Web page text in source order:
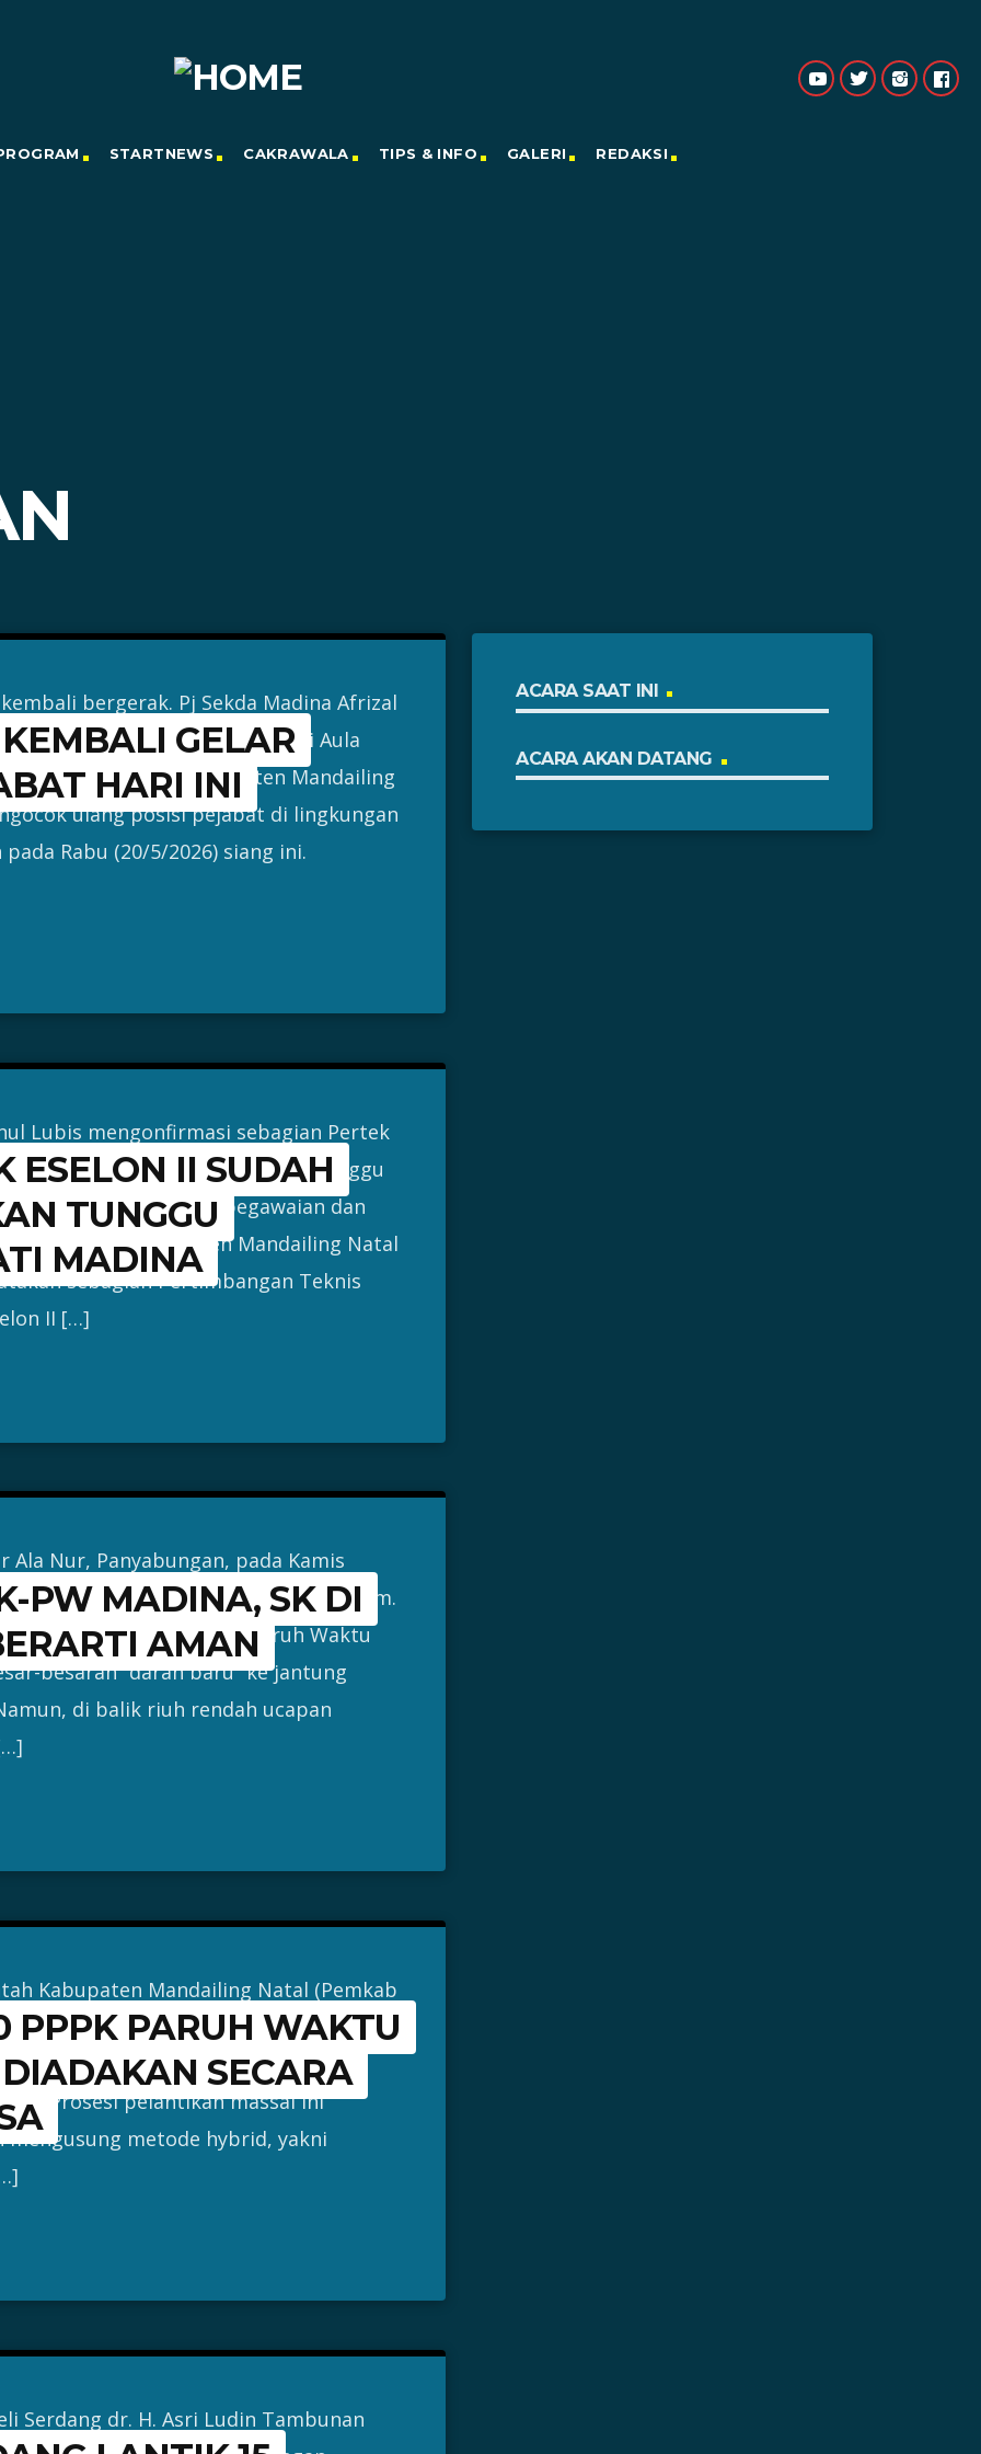
STARTNEWS CAKRAWALA TIPS & INFO GALERI REDAKSI
GELAR
HARI INI
bergerak. Pj Sekda Madina Afrizal
pejabat pengawas siang ini di Aula
– Pemerintah Kabupaten Mandailing
ulang posisi pejabat di lingkungan
Rabu (20/5/2026) siang ini.
ESELON II SUDAH
TUNGGU
MADINA
Lubis mengonfirmasi sebagian Pertek
jadwal pelantikan masih menunggu
– Kepala Badan Kepegawaian dan
(BKPSDM) Kabupaten Mandailing Natal
sebagian Pertimbangan Teknis
II […]
PW MADINA, SK DI
AMAN
Ala Nur, Panyabungan, pada Kamis
baris-berbaris berbaju putih-hitam.
dengan Perjanjian Kerja Paruh Waktu
besaran “darah baru” ke jantung
di balik riuh rendah ucapan
PPPK PARUH WAKTU
SECARA
Kabupaten Mandailing Natal (Pemkab
dan pengambilan sumpah jabatan
Perjanjian Kerja (PPPK) Paruh
Prosesi pelantikan massal ini
mengusung metode hybrid, yakni
Serdang dr. H. Asri Ludin Tambunan
ACARA SAAT INI
ACARA AKAN DATANG